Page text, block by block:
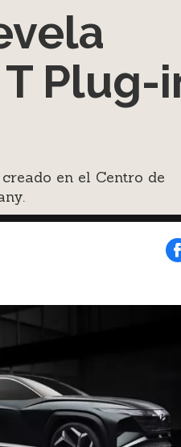
Plug-
en el Centro de